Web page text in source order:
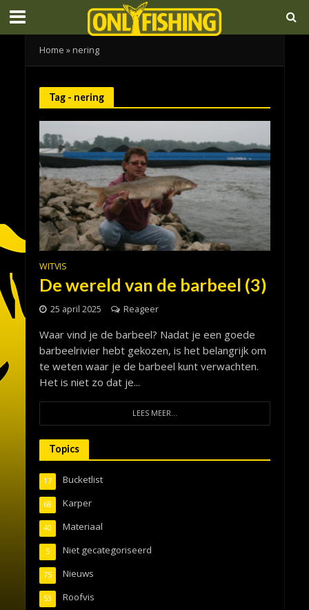
Home » nering
Tag - nering
WITVIS
De wereld van de barbeel (3)
25 april 2025 Reageer
Waar vind je de barbeel? Nadat je een goede
barbeelrivier hebt gekozen, is het belangrijk om
te weten waar je de barbeel kunt verwachten.
Het is niet zo dat je...
LEES MEER...
Topics
Bucketlist
17
Karper
68
Materiaal
40
Niet gecategoriseerd
5
Nieuws
75
Roofvis
53